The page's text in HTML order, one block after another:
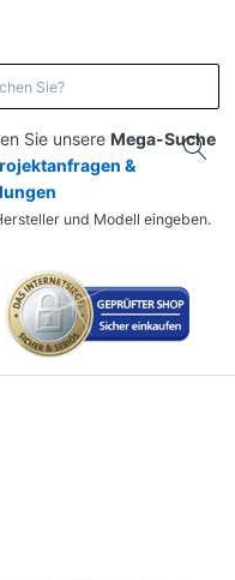
Sie unsere Mega-Suche
&
und Modell eingeben.